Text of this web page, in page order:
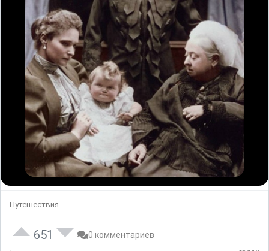
Путешествия
651 0 комментариев